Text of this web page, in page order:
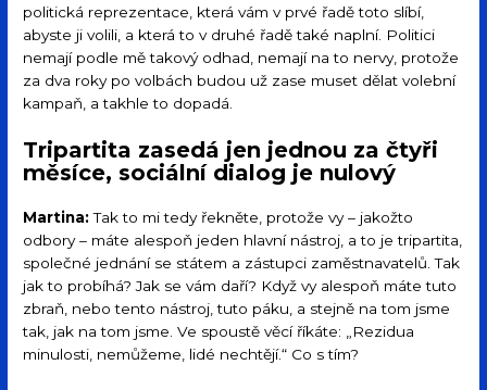
politická reprezentace, která vám v prvé řadě toto slíbí,
abyste ji volili, a která to v druhé řadě také naplní. Politici
nemají podle mě takový odhad, nemají na to nervy, protože
za dva roky po volbách budou už zase muset dělat volební
kampaň, a takhle to dopadá.
Tripartita zasedá jen jednou za čtyři
měsíce, sociální dialog je nulový
Martina:Tak to mi tedy řekněte, protože vy – jakožto
odbory – máte alespoň jeden hlavní nástroj, a to je tripartita,
společné jednání se státem a zástupci zaměstnavatelů. Tak
jak to probíhá? Jak se vám daří? Když vy alespoň máte tuto
zbraň, nebo tento nástroj, tuto páku, a stejně na tom jsme
tak, jak na tom jsme. Ve spoustě věcí říkáte: „Rezidua
minulosti, nemůžeme, lidé nechtějí.“ Co s tím?